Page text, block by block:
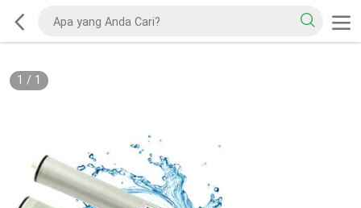
1 / 1